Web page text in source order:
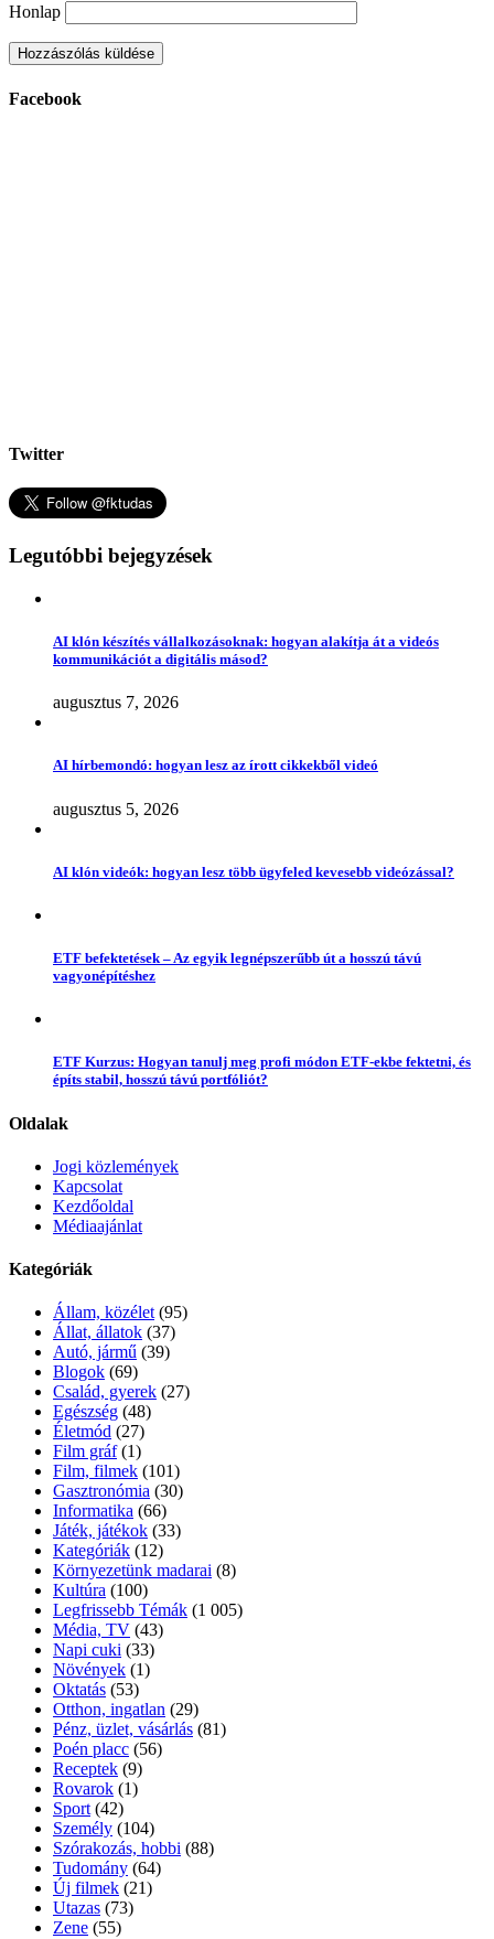
Honlap
Facebook
Twitter
Legutóbbi bejegyzések
AI klón készítés vállalkozásoknak: hogyan alakítja át a videós
kommunikációt a digitális másod?
augusztus 7, 2026
AI hírbemondó: hogyan lesz az írott cikkekből videó
augusztus 5, 2026
AI klón videók: hogyan lesz több ügyfeled kevesebb videózással?
ETF befektetések – Az egyik legnépszerűbb út a hosszú távú
vagyonépítéshez
ETF Kurzus: Hogyan tanulj meg profi módon ETF-ekbe fektetni, és
építs stabil, hosszú távú portfóliót?
Oldalak
Jogi közlemények
Kapcsolat
Kezdőoldal
Médiaajánlat
Kategóriák
Állam, közélet (95)
Állat, állatok (37)
Autó, jármű (39)
Blogok (69)
Család, gyerek (27)
Egészség (48)
Életmód (27)
Film gráf(1)
Film, filmek (101)
Gasztronómia (30)
Informatika (66)
Játék, játékok (33)
Kategóriák (12)
Környezetünk madarai (8)
Kultúra (100)
Legfrissebb Témák (1 005)
Média, TV (43)
Napi cuki (33)
Növények (1)
Oktatás (53)
Otthon, ingatlan (29)
Pénz, üzlet, vásárlás (81)
Poén placc (56)
Receptek (9)
Rovarok (1)
Sport (42)
Személy (104)
Szórakozás, hobbi (88)
Tudomány (64)
Új filmek (21)
Utazas (73)
Zene (55)